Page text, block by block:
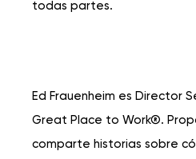
todas partes.
Ed Frauenheim es Director
Great Place to Work®.
comparte historias sobre